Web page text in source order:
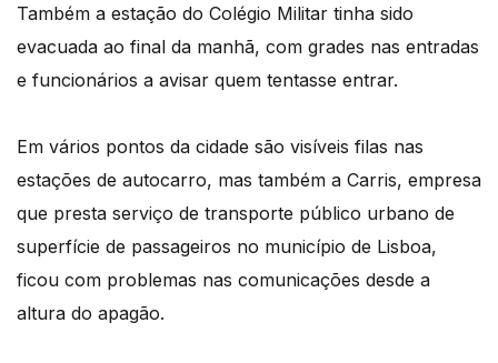
Também a estação do Colégio Militar tinha sido
evacuada ao final da manhã, com grades nas entradas
e funcionários a avisar quem tentasse entrar.
Em vários pontos da cidade são visíveis filas nas
estações de autocarro, mas também a Carris, empresa
que presta serviço de transporte público urbano de
superfície de passageiros no município de Lisboa,
ficou com problemas nas comunicações desde a
altura do apagão.